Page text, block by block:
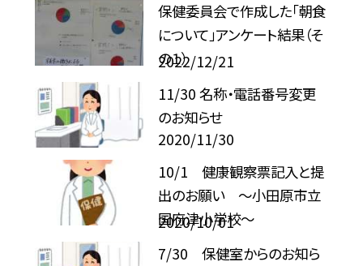
保健委員会で作成した「朝食
について」アンケート結果（そ
の１）
2022/12/21
11/30 名称・電話番号変更
のお知らせ
2020/11/30
10/1 健康観察票記入と提
出のお願い 〜小田原市立
国府津小学校〜
2020/10/01
7/30 保健室からのお知ら